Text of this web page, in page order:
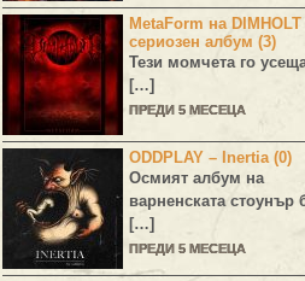
MetaForm на DIMHOLT
сериозен албум (3)
Тези момчета го
[…]
ПРЕДИ 5 МЕСЕЦА
ODDPLAY – Inertia (0)
Осмият албум на
варненската стоунър
[…]
ПРЕДИ 5 МЕСЕЦА